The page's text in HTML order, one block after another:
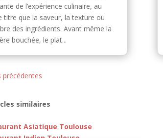
de l’expérience culinaire, au
titre que la saveur, la texture ou
des ingrédients. Avant même la
bouchée, le plat...
précédentes
similaires
Asiatique Toulouse